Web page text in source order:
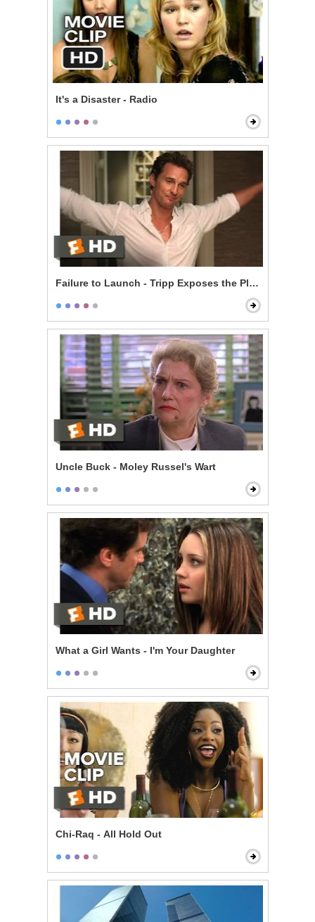
It's a Disaster - Radio
Failure to Launch - Tripp Exposes the Plan
Uncle Buck - Moley Russel's Wart
What a Girl Wants - I'm Your Daughter
Chi-Raq - All Hold Out